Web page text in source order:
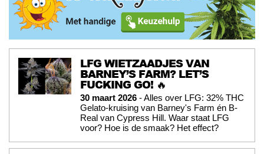
LFG WIETZAADJES VAN
BARNEY’S FARM? LET’S
FUCKING GO! 🔥
30 maart 2026 - Alles over LFG: 32% THC
Gelato-kruising van Barney's Farm én B-
Real van Cypress Hill. Waar staat LFG
voor? Hoe is de smaak? Het effect?